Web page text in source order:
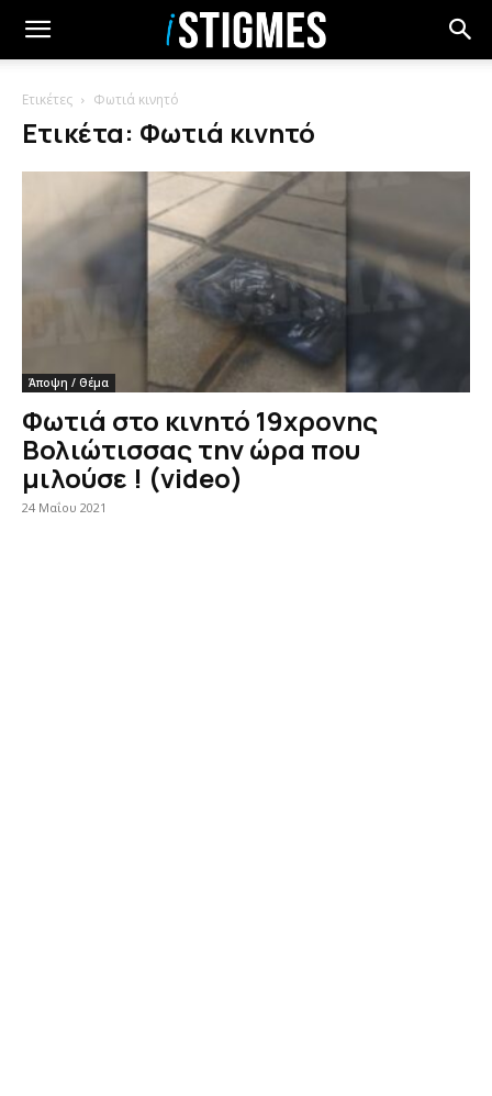
Ετικέτες Φωτιά κινητό
Ετικέτα: Φωτιά κινητό
Άποψη / Θέμα
Φωτιά στο κινητό 19χρονης
Βολιώτισσας την ώρα που
μιλούσε ! (video)
24 Μαΐου 2021